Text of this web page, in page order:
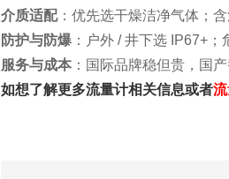
介质适配：优先选干燥洁净气体；
防护与防爆 ：户外 / 井下选 IP67+
服务与成本 ：国际品牌稳但贵，国
如想了解更多流量计相关信息或者